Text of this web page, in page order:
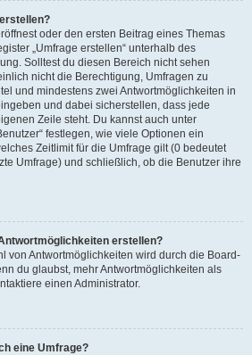
oder den ersten Beitrag eines Themas
„Umfrage erstellen“ unterhalb des
Solltest du diesen Bereich nicht sehen
nicht die Berechtigung, Umfragen zu
und mindestens zwei Antwortmöglichkeiten in
und dabei sicherstellen, dass jede
Zeile steht. Du kannst auch unter
festlegen, wie viele Optionen ein
Zeitlimit für die Umfrage gilt (0 bedeutet
Umfrage) und schließlich, ob die Benutzer ihre
erstellen?
von Antwortmöglichkeiten wird durch die Board-
du glaubst, mehr Antwortmöglichkeiten als
einen Administrator.
eine Umfrage?